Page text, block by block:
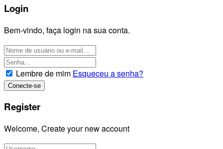
Login
Bem-vindo, faça login na sua conta.
Lembre de mim Esqueceu a senha?
Register
Welcome, Create your new account